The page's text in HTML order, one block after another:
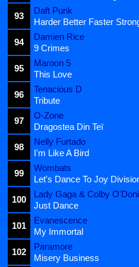
93
Daft Punk
Harder Better Faster
94
Damien Rice
9 Crimes
95
Maroon 5
This Love
96
Tenacious D
Tribute
97
O-Zone
Dragostea Din Teï
98
Nelly Furtado
I'm Like A Bird
99
Wombats
Let's Dance To Joy
100
Lady Gaga & Colby
Just Dance
101
Evanescence
My Immortal
102
Paramore
Misery Business